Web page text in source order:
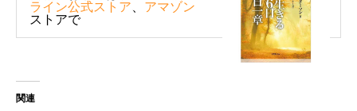
ライン公式ストア
アマゾン
ストアで
関連